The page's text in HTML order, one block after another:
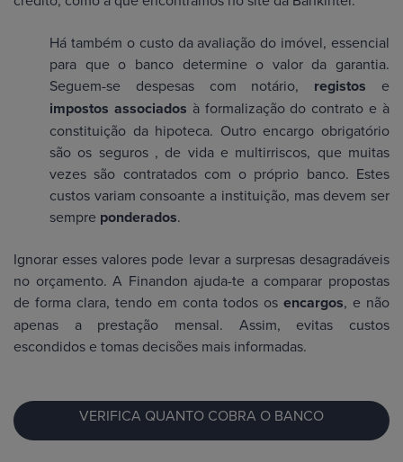
Há também o custo da avaliação do imóvel, essencial
para que o banco determine o valor da garantia.
Seguem-se despesas com notário, registos e
impostos associados à formalização do contrato e à
constituição da hipoteca. Outro encargo obrigatório
são os seguros , de vida e multirriscos, que muitas
vezes são contratados com o próprio banco. Estes
custos variam consoante a instituição, mas devem ser
sempre ponderados.
Ignorar esses valores pode levar a surpresas desagradáveis
no orçamento. A Finandon ajuda-te a comparar propostas
de forma clara, tendo em conta todos os encargos, e não
apenas a prestação mensal. Assim, evitas custos
escondidos e tomas decisões mais informadas.
VERIFICA QUANTO COBRA O BANCO